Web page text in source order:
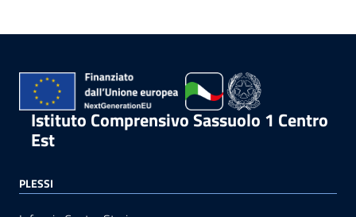
Istituto Comprensivo Sassuolo 1 Centro
Est
PLESSI